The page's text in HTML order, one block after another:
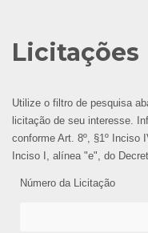
Licitações
Utilize o filtro de pesquisa
licitação de seu interesse.
conforme Art. 8º, §1º Inciso
Inciso I, alínea "e", do
Número da Licitação